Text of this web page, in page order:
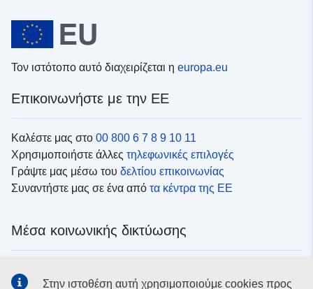
Τον ιστότοπο αυτό διαχειρίζεται η europa.eu
Επικοινωνήστε με την ΕΕ
Καλέστε μας στο 00 800 6 7 8 9 10 11
Χρησιμοποιήστε άλλες τηλεφωνικές επιλογές
Γράψτε μας μέσω του δελτίου επικοινωνίας
Συναντήστε μας σε ένα από τα κέντρα της ΕΕ
Μέσα κοινωνικής δικτύωσης
Στην ιστοθέση αυτή χρησιμοποιούμε cookies προς